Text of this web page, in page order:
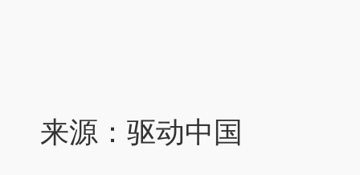
来源：驱动中国